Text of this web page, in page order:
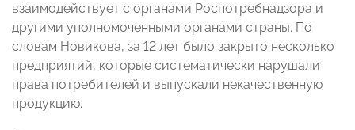
взаимодействует с органами Роспотребнадзора и
другими уполномоченными органами страны. По
словам Новикова, за 12 лет было закрыто несколько
предприятий, которые систематически нарушали
права потребителей и выпускали некачественную
продукцию.